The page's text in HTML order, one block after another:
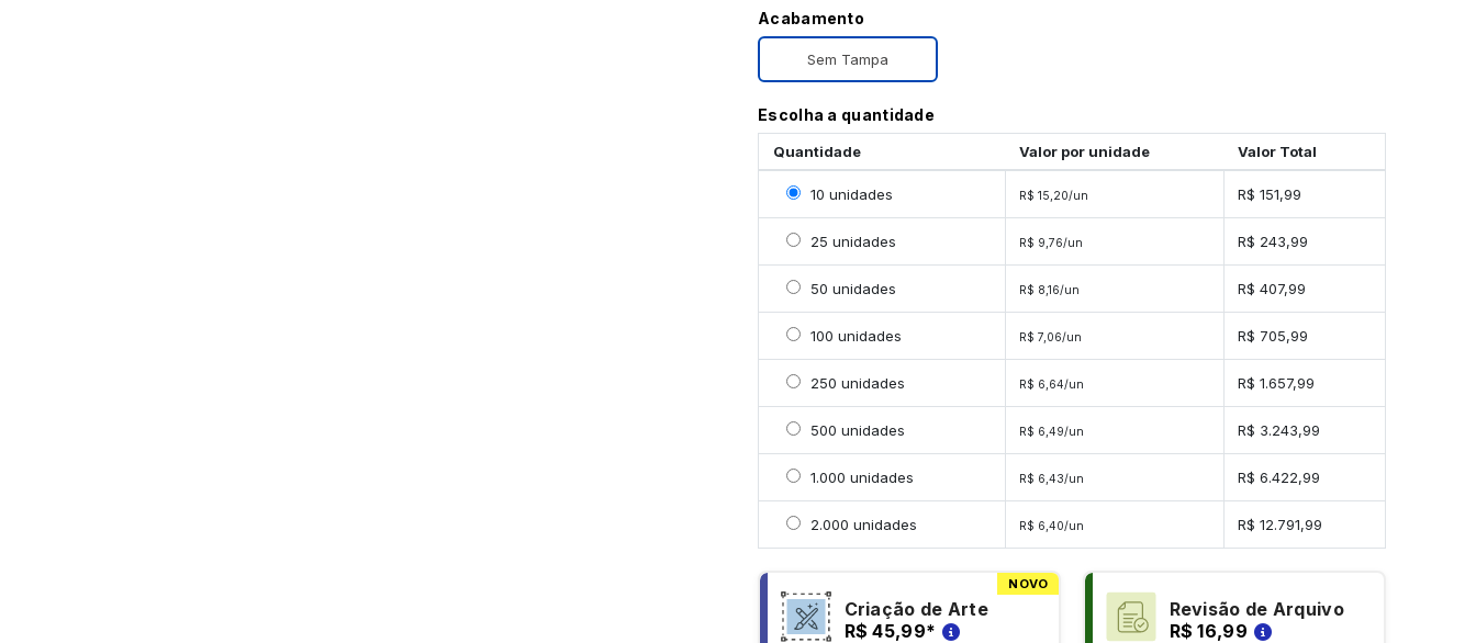
Acabamento
Sem Tampa
Escolha a quantidade
Quantidade Valor por unidade Valor Total
Selecionar 10 unidades
10 unidades R$ 15,20/un R$ 151,99
Selecionar 25 unidades
25 unidades R$ 9,76/un R$ 243,99
Selecionar 50 unidades
50 unidades R$ 8,16/un R$ 407,99
Selecionar 100 unidades
100 unidades R$ 7,06/un R$ 705,99
Selecionar 250 unidades
250 unidades R$ 6,64/un R$ 1.657,99
Selecionar 500 unidades
500 unidades R$ 6,49/un R$ 3.243,99
Selecionar 1000 unidades
1.000 unidades R$ 6,43/un R$ 6.422,99
Selecionar 2000 unidades
2.000 unidades R$ 6,40/un R$ 12.791,99
NOVO
Criação de Arte
R$ 45,99*
Revisão de Arquivo
R$ 16,99